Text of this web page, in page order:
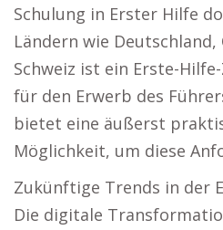
Schulung in Erster Hilfe
Ländern wie
Schweiz ist ein Erste-
für den Erwerb des
bietet eine äußerst
Möglichkeit, um diese
Zukünftige Trends in der
Die digitale